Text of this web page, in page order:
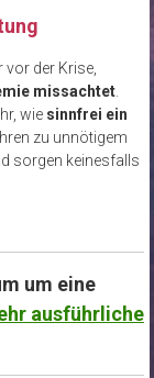
der Krise,
missachtet.
wie sinnfrei ein
zu unnötigem
sorgen keinesfalls
um eine
ausführliche